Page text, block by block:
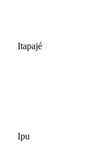
Itapajé
Ipu